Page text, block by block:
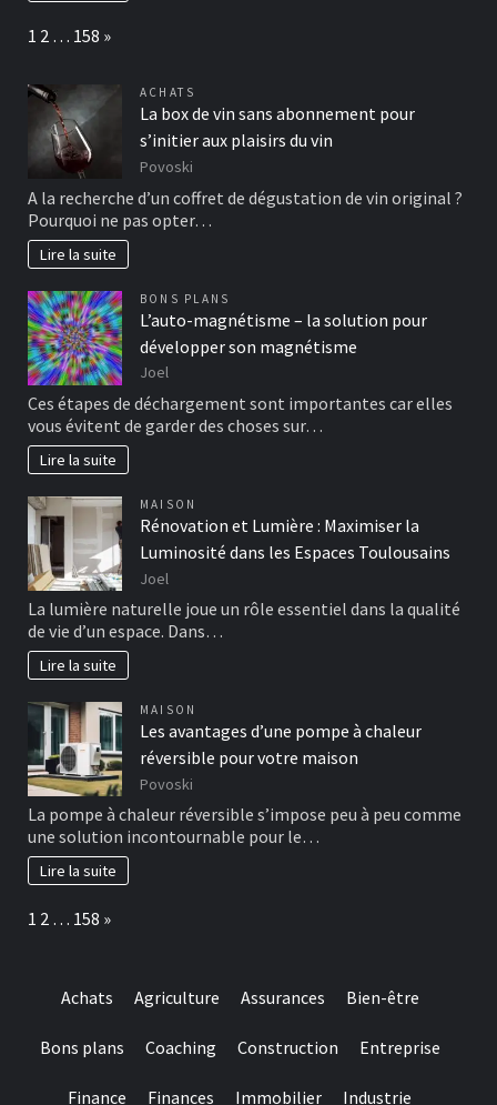
Page:
1 2 … 158 Next
»
ACHATS
La box de vin sans abonnement pour
s’initier aux plaisirs du vin
Povoski
A la recherche d’un coffret de dégustation de vin original ?
Pourquoi ne pas opter…
Lire la suite
BONS PLANS
L’auto-magnétisme – la solution pour
développer son magnétisme
Joel
Ces étapes de déchargement sont importantes car elles
vous évitent de garder des choses sur…
Lire la suite
MAISON
Rénovation et Lumière : Maximiser la
Luminosité dans les Espaces Toulousains
Joel
La lumière naturelle joue un rôle essentiel dans la qualité
de vie d’un espace. Dans…
Lire la suite
MAISON
Les avantages d’une pompe à chaleur
réversible pour votre maison
Povoski
La pompe à chaleur réversible s’impose peu à peu comme
une solution incontournable pour le…
Lire la suite
Page:
1 2 … 158 Next
»
Achats Agriculture Assurances Bien-être
Bons plans Coaching Construction Entreprise
Finance Finances Immobilier Industrie